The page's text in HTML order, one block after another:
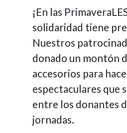
¡En las
solidaridad tiene
Nuestros
donado un montón
accesorios para
espectaculares que
entre los donantes
jornadas.